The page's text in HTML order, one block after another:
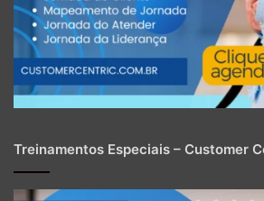
Treinamentos Especiais – Customer